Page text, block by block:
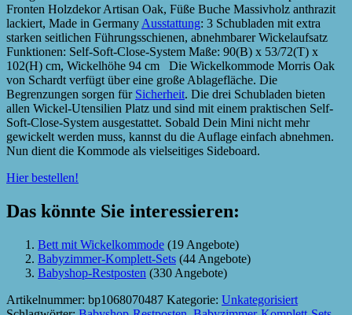
Fronten Holzdekor Artisan Oak, Füße Buche Massivholz anthrazit
lackiert, Made in Germany Ausstattung: 3 Schubladen mit extra
starken seitlichen Führungsschienen, abnehmbarer Wickelaufsatz
Funktionen: Self-Soft-Close-System Maße: 90(B) x 53/72(T) x
102(H) cm, Wickelhöhe 94 cm Die Wickelkommode Morris Oak
von Schardt verfügt über eine große Ablagefläche. Die
Begrenzungen sorgen für Sicherheit. Die drei Schubladen bieten
allen Wickel-Utensilien Platz und sind mit einem praktischen Self-
Soft-Close-System ausgestattet. Sobald Dein Mini nicht mehr
gewickelt werden muss, kannst du die Auflage einfach abnehmen.
Nun dient die Kommode als vielseitiges Sideboard.
Hier bestellen!
Das könnte Sie interessieren:
Bett mit Wickelkommode (19 Angebote)
Babyzimmer-Komplett-Sets (44 Angebote)
Babyshop-Restposten (330 Angebote)
Artikelnummer: bp1068070487 Kategorie: Unkategorisiert